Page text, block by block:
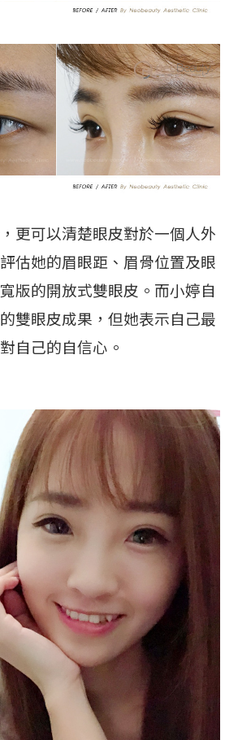
更可以清楚眼皮對於一個人外
估她的眉眼距、眉骨位置及眼
版的開放式雙眼皮。而小婷自
雙眼皮成果，但她表示自己最
自己的自信心。